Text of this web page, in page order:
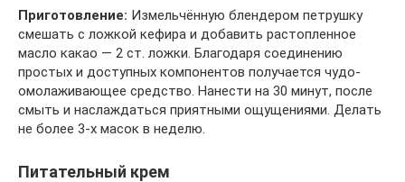
Приготовление: Измельчённую блендером петрушку
смешать с ложкой кефира и добавить растопленное
масло какао — 2 ст. ложки. Благодаря соединению
простых и доступных компонентов получается чудо-
омолаживающее средство. Нанести на 30 минут, после
смыть и наслаждаться приятными ощущениями. Делать
не более 3-х масок в неделю.
Питательный крем